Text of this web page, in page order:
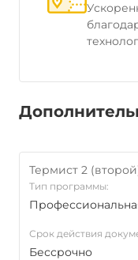
Термист 2
Тип программы:
Срок действия
Бессрочно